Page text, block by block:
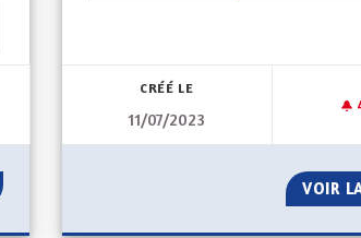
écologiques, environnementales et
LE TRANSIT POIDS LOURDS EN ALSACE
PAYER LE TRANSIT POIDS LOURDS EN
CRÉÉ LE
11/07/2023
VOIR